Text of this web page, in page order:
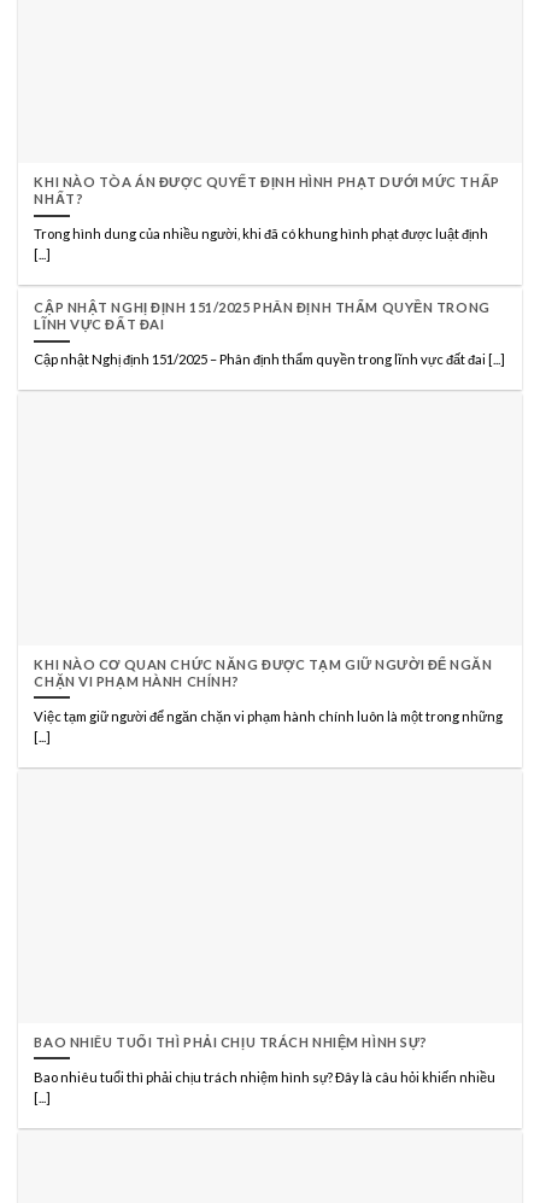
KHI NÀO TÒA ÁN ĐƯỢC QUYẾT ĐỊNH HÌNH PHẠT DƯỚI MỨC THẤP
NHẤT?
Trong hình dung của nhiều người, khi đã có khung hình phạt được luật định
[...]
CẬP NHẬT NGHỊ ĐỊNH 151/2025 PHÂN ĐỊNH THẨM QUYỀN TRONG
LĨNH VỰC ĐẤT ĐAI
Cập nhật Nghị định 151/2025 – Phân định thẩm quyền trong lĩnh vực đất đai [...]
KHI NÀO CƠ QUAN CHỨC NĂNG ĐƯỢC TẠM GIỮ NGƯỜI ĐỂ NGĂN
CHẶN VI PHẠM HÀNH CHÍNH?
Việc tạm giữ người để ngăn chặn vi phạm hành chính luôn là một trong những
[...]
BAO NHIÊU TUỔI THÌ PHẢI CHỊU TRÁCH NHIỆM HÌNH SỰ?
Bao nhiêu tuổi thì phải chịu trách nhiệm hình sự? Đây là câu hỏi khiến nhiều
[...]